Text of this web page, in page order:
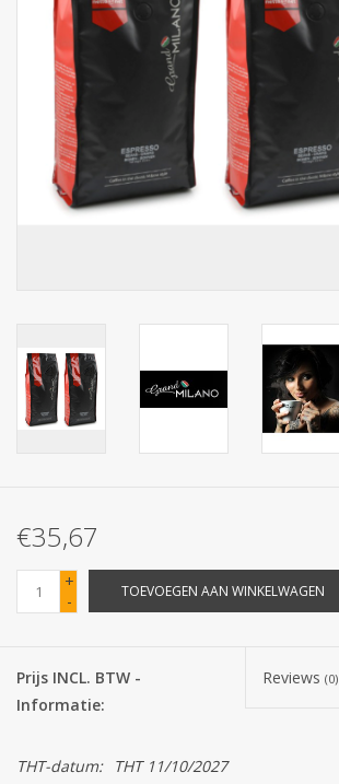
Snoeppot-Snoep
Kassarollen
Cleaning-producten
Verpakking
Kantoorbenodigdheden
Corona
Sinterklaassnoep
Carnavalssnoep
€35,67
+
-
TOEVOEGEN AAN WINKELWAGEN
Prijs INCL. BTW -
Informatie:
Reviews (0)
THT-datum:
THT 11/10/2027